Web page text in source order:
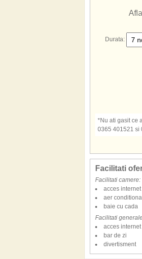
Durata:
*Nu ati gasit ce
0365 401521 si
Facilitati
Facilitati camere:
acces internet
aer
baie cu cada
Facilitati
acces internet
bar de zi
divertisment